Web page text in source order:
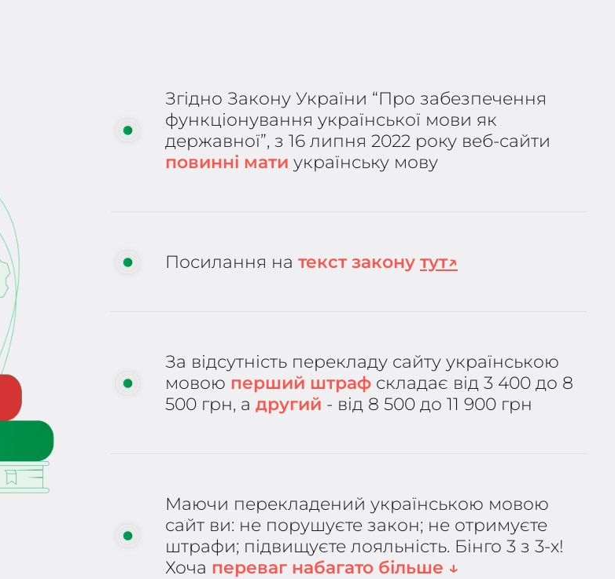
Згідно Закону України “Про забезпечення
функціонування української мови як
державної”, з 16 липня 2022 року веб-сайти
повинні мати українську мову
Посилання на текст закону тут↗
За відсутність перекладу сайту українською
мовою перший штраф складає від 3 400 до 8
500 грн, а другий - від 8 500 до 11 900 грн
Маючи перекладений українською мовою
сайт ви: не порушуєте закон; не отримуєте
штрафи; підвищуєте лояльність. Бінго 3 з 3-х!
Хоча переваг набагато більше ↓